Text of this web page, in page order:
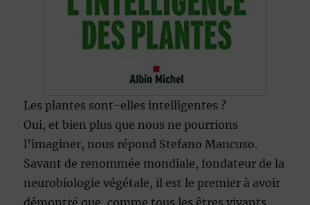
Les plantes sont-elles intelligentes ?
Oui, et bien plus que nous ne pourrions
l’imaginer, nous répond Stefano Mancuso.
Savant de renommée mondiale, fondateur de la
neurobiologie végétale, il est le premier à avoir